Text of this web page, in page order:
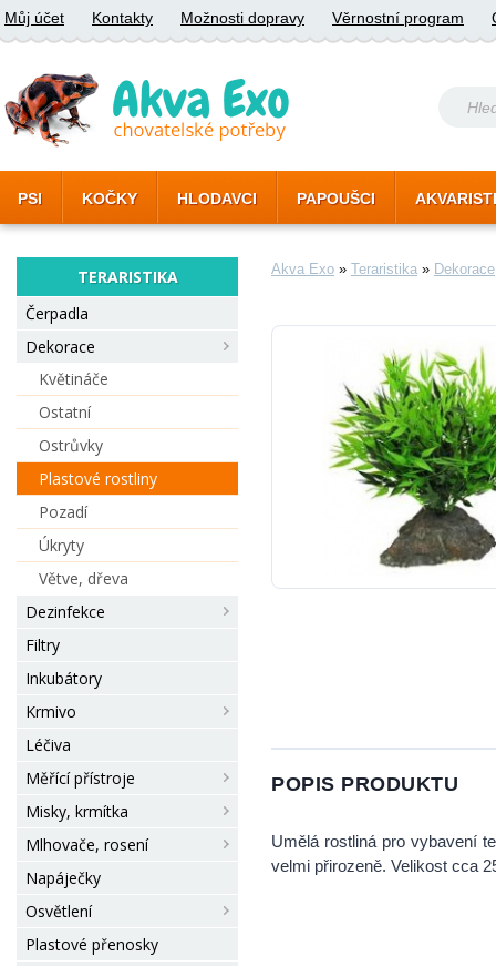
Můj účet Kontakty Možnosti dopravy Věrnostní program
PSI KOČKY HLODAVCI PAPOUŠCI
TERARISTIKA
Čerpadla
Dekorace
Květináče
Ostatní
Ostrůvky
Plastové rostliny
Pozadí
Úkryty
Větve, dřeva
Dezinfekce
Filtry
Inkubátory
Krmivo
Léčiva
Měřící přístroje
Misky, krmítka
Mlhovače, rosení
Napáječky
Osvětlení
Plastové přenosky
Akva Exo » Teraristika » Dekorace
POPIS PRODUKTU
Umělá rostliná pro vybavení
velmi přirozeně. Velikost cca